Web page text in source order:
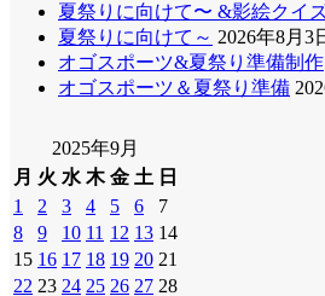
夏祭りに向けて〜 &影絵クイ
夏祭りに向けて～ 2026年8月3
オゴスポーツ&夏祭り準備制作
オゴスポーツ＆夏祭り準備
2025年9月
月 火 水 木 金 土 日
1
2 3 4 5 6
7
8
9 10 11 12 13 14
15 16 17 18 19 20 21
22 23 24 25 26 27 28